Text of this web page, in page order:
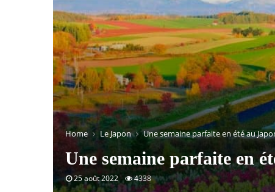
Home Le Japon Une semaine parfaite en été au
Une semaine parfaite en
25 août 2022 4338